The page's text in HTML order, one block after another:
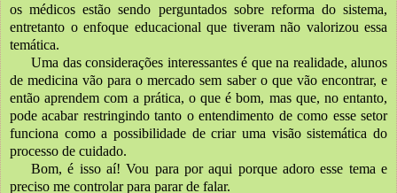
os médicos estão sendo perguntados sobre reforma do sistema,
entretanto o enfoque educacional que tiveram não valorizou essa
temática.
Uma das considerações interessantes é que na realidade, alunos
de medicina vão para o mercado sem saber o que vão encontrar, e
então aprendem com a prática, o que é bom, mas que, no entanto,
pode acabar restringindo tanto o entendimento de como esse setor
funciona como a possibilidade de criar uma visão sistemática do
processo de cuidado.
Bom, é isso aí! Vou para por aqui porque adoro esse tema e
preciso me controlar para parar de falar.